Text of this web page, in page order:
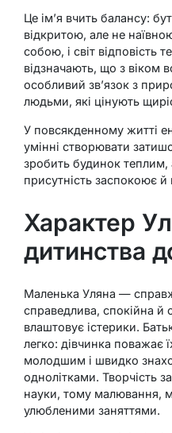
Це ім’я вчить балансу:
відкритою, але не
собою, і світ відповість
відзначають, що з віком
особливий зв’язок з
людьми, які цінують
У повсякденному житті
умінні створювати
зробить будинок теплим,
присутність заспокоює
Характер
дитинства
Маленька Уляна —
справедлива, спокійна й
влаштовує істерики.
легко: дівчинка поважає
молодшим і швидко
однолітками. Творчість
науки, тому малювання,
улюбленими заняттями.